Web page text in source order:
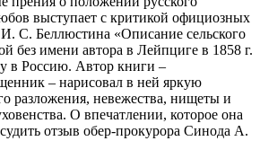
выступает с критикой официозных
С. Беллюстина «Описание сельского
без имени автора в Лейпциге в 1858 г.
в Россию. Автор книги –
– нарисовал в ней яркую
разложения, невежества, нищеты и
О впечатлении, которое она
отзыв обер-прокурора Синода А.